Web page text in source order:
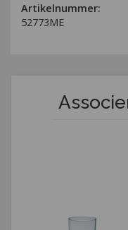
Artikelnummer:
52773ME